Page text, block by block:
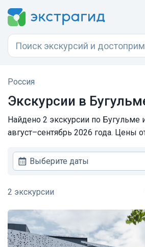
Россия
Экскурсии в
Найдено 2 экскурсии по Бугульме
август–сентябрь 2026 года. Цены
Выберите даты